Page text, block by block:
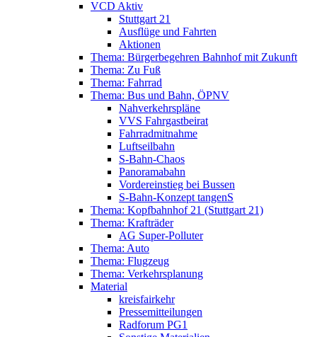
VCD Aktiv
Stuttgart 21
Ausflüge und Fahrten
Aktionen
Thema: Bürgerbegehren Bahnhof mit Zukunft
Thema: Zu Fuß
Thema: Fahrrad
Thema: Bus und Bahn, ÖPNV
Nahverkehrspläne
VVS Fahrgastbeirat
Fahrradmitnahme
Luftseilbahn
S-Bahn-Chaos
Panoramabahn
Vordereinstieg bei Bussen
S-Bahn-Konzept tangenS
Thema: Kopfbahnhof 21 (Stuttgart 21)
Thema: Krafträder
AG Super-Polluter
Thema: Auto
Thema: Flugzeug
Thema: Verkehrsplanung
Material
kreisfairkehr
Pressemitteilungen
Radforum PG1